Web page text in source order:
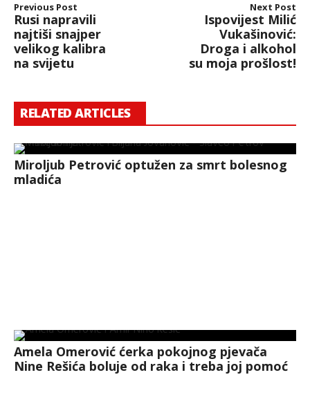
Previous Post
Rusi napravili
najtiši snajper
velikog kalibra
na svijetu
Next Post
Ispovijest Milić
Vukašinović:
Droga i alkohol
su moja prošlost!
RELATED ARTICLES
Miroljub Petrović optužen za smrt bolesnog
mladića
Amela Omerović ćerka pokojnog pjevača
Nine Rešića boluje od raka i treba joj pomoć